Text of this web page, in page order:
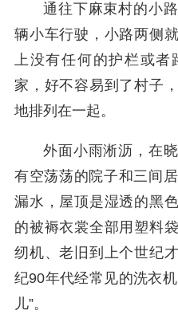
通往下麻束村的小
辆小车行驶，小路两侧
上没有任何的护栏或者
家，好不容易到了村子
地排列在一起。
外面小雨淅沥，在
有空荡荡的院子和三间
漏水，屋顶是湿透的黑
的被褥衣裳全部用塑料
纫机、老旧到上个世纪
纪90年代经常见的洗衣
儿”。